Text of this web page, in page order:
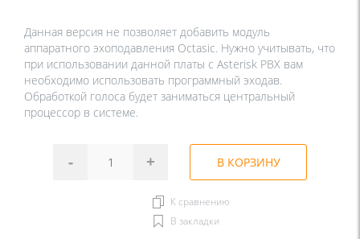
Данная версия не позволяет добавить модуль
аппаратного эхоподавления Octasic. Нужно учитывать, что
при использовании данной платы с Asterisk PBX вам
необходимо использовать программный эходав.
Обработкой голоса будет заниматься центральный
процессор в системе.
- + В КОРЗИНУ
К сравнению
В закладки